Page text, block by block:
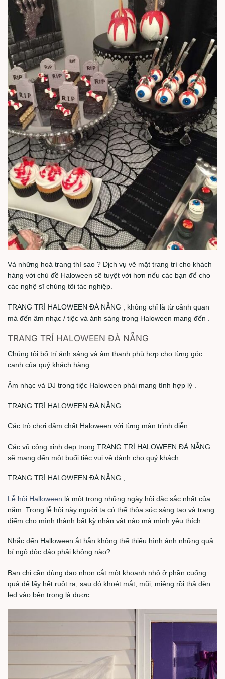
Và những hoá trang thì sao ? Dịch vụ vẽ mặt trang trí cho khách
hàng với chủ đề Haloween sẽ tuyệt vời hơn nếu các bạn để cho
các nghệ sĩ chúng tôi tác nghiệp.
TRANG TRÍ HALOWEEN ĐÀ NẴNG , không chỉ là từ cảnh quan
mà đến âm nhạc / tiệc và ánh sáng trong Haloween mang đến .
TRANG TRÍ HALOWEEN ĐÀ NẴNG
Chúng tôi bố trí ánh sáng và âm thanh phù hợp cho từng góc
cạnh của quý khách hàng.
Âm nhạc và DJ trong tiệc Haloween phải mang tính hợp lý .
TRANG TRÍ HALOWEEN ĐÀ NẴNG
Các trò chơi đậm chất Haloween với từng màn trình diễn …
Các vũ công xinh đẹp trong TRANG TRÍ HALOWEEN ĐÀ NẴNG
sẽ mang đến một buổi tiệc vui vẻ dành cho quý khách .
TRANG TRÍ HALOWEEN ĐÀ NẴNG ,
Lễ hội Halloween là một trong những ngày hội đặc sắc nhất của
năm. Trong lễ hội này người ta có thể thỏa sức sáng tạo và trang
điểm cho mình thành bất kỳ nhân vật nào mà mình yêu thích.
Nhắc đến Halloween ắt hẳn không thể thiếu hình ảnh những quả
bí ngô độc đáo phải không nào?
Bạn chỉ cần dùng dao nhọn cắt một khoanh nhỏ ở phần cuống
quả để lấy hết ruột ra, sau đó khoét mắt, mũi, miệng rồi thả đèn
led vào bên trong là được.